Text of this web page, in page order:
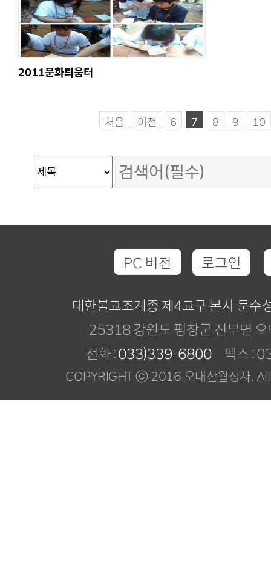
2011문화틔움터
처음 이전 6 7 8 9 10
PC 버전 로그인
대한불교조계종 제4교구 본사 문수
25318 강원도 평창군 진부면
전화 :033)339-6800 팩스 :
COPYRIGHT ⓒ 2016 오대산월정사.